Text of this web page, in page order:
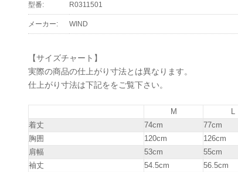
型番: R0311501
メーカー: WIND
【サイズチャート】
実際の商品の仕上がり寸法とは異なります。
仕上がり寸法は下記ををご覧下さい。
M
L
着丈
74cm
77cm
胸囲
120cm
126cm
肩幅
53cm
55cm
袖丈
54.5cm
56.5cm